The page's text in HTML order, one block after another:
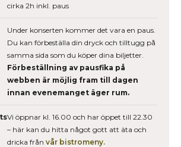
cirka 2h inkl. paus
Under konserten kommer det vara en paus.
Du kan förbeställa din dryck och tilltugg på
samma sida som du köper dina biljetter.
Förbeställning av pausfika på
webben är möjlig fram till dagen
innan evenemanget äger rum.
Vi öppnar kl. 16.00 och har öppet till 22.30
– här kan du hitta något gott att äta och
dricka från vår bistromeny.